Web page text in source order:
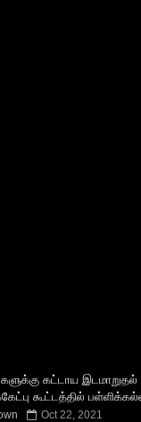
கட்டாய இடமாறுதல்
கூட்டத்தில்
Oct 22, 2021